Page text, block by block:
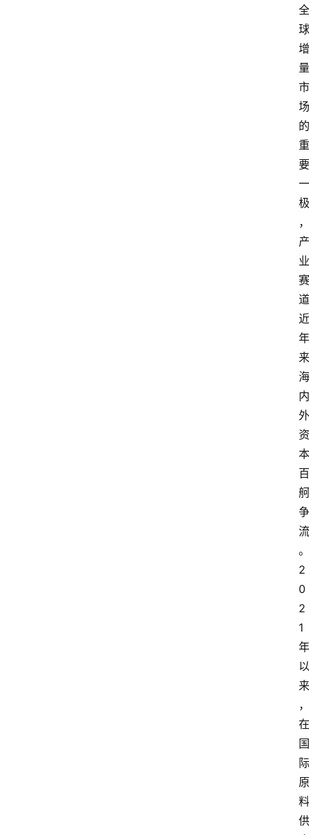
全
球
增
量
市
场
的
重
要
一
极
，
产
业
赛
道
近
年
来
海
内
外
资
本
百
舸
争
流
。
2
0
2
1
年
以
来
，
在
国
际
原
料
供